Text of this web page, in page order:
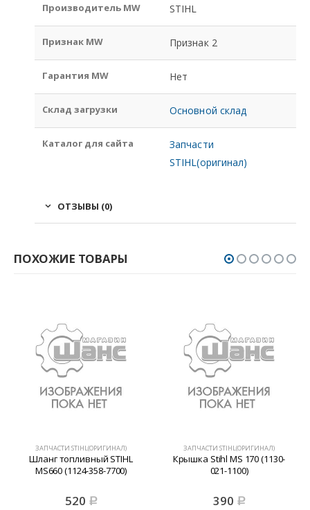
Производитель MW STIHL
Признак MW Признак 2
Гарантия MW Нет
Склад загрузки Основной склад
Каталог для сайта
Запчасти
STIHL(оригинал)
ОТЗЫВЫ (0)
ПОХОЖИЕ ТОВАРЫ
ЗАПЧАСТИ STIHL(ОРИГИНАЛ)
Шланг топливный STIHL
MS660 (1124-358-7700)
520 Р
ЗАПЧАСТИ STIHL(ОРИГИНАЛ)
Крышка Stihl MS 170 (1130-
021-1100)
390 Р